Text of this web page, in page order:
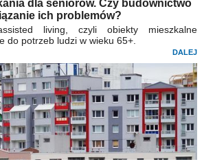
dla seniorów. Czy budownictwo
ich problemów?
living, czyli obiekty mieszkalne
do potrzeb ludzi w wieku 65+.
DALEJ